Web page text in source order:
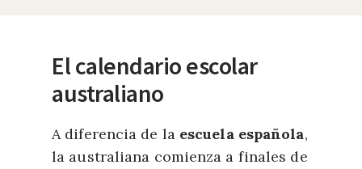
El calendario escolar
australiano
A diferencia de la escuela española,
la australiana comienza a finales de